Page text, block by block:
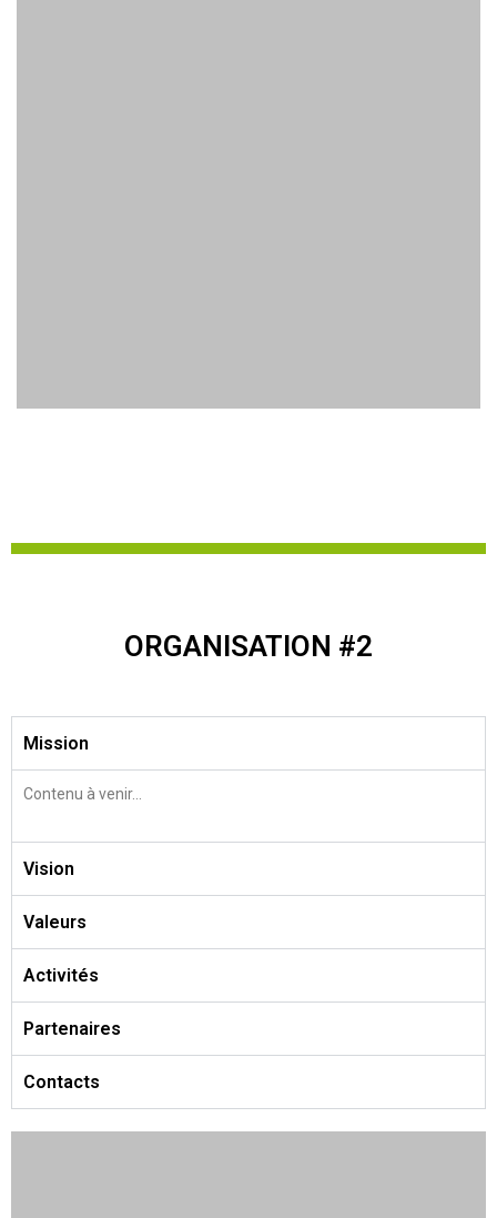
ORGANISATION #2
Mission
Contenu à venir…
Vision
Valeurs
Activités
Partenaires
Contacts